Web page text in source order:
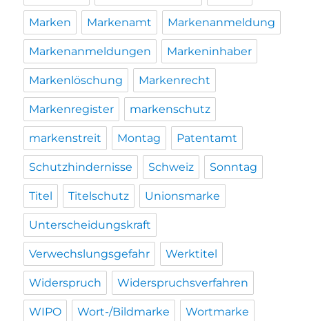
Marken Markenamt Markenanmeldung
Markenanmeldungen Markeninhaber
Markenlöschung Markenrecht
Markenregister markenschutz
markenstreit Montag Patentamt
Schutzhindernisse Schweiz Sonntag
Titel Titelschutz Unionsmarke
Unterscheidungskraft
Verwechslungsgefahr Werktitel
Widerspruch Widerspruchsverfahren
WIPO Wort-/Bildmarke Wortmarke